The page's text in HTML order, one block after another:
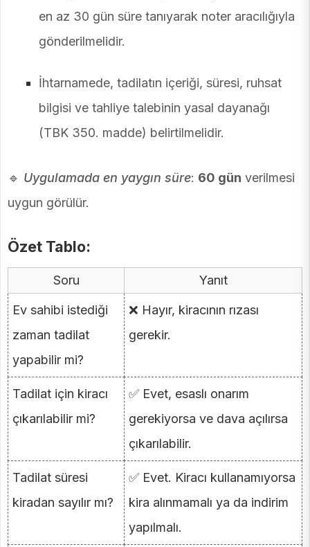
en az 30 gün süre tanıyarak noter aracılığıyla
gönderilmelidir.
İhtarnamede, tadilatın içeriği, süresi, ruhsat
bilgisi ve tahliye talebinin yasal dayanağı
(TBK 350. madde) belirtilmelidir.
🔹 Uygulamada en yaygın süre: 60 gün verilmesi
uygun görülür.
Özet Tablo:
Soru Yanıt
Ev sahibi istediği
zaman tadilat
yapabilir mi?
❌ Hayır, kiracının rızası
gerekir.
Tadilat için kiracı
çıkarılabilir mi?
✅ Evet, esaslı onarım
gerekiyorsa ve dava açılırsa
çıkarılabilir.
Tadilat süresi
kiradan sayılır mı?
✅ Evet. Kiracı kullanamıyorsa
kira alınmamalı ya da indirim
yapılmalı.